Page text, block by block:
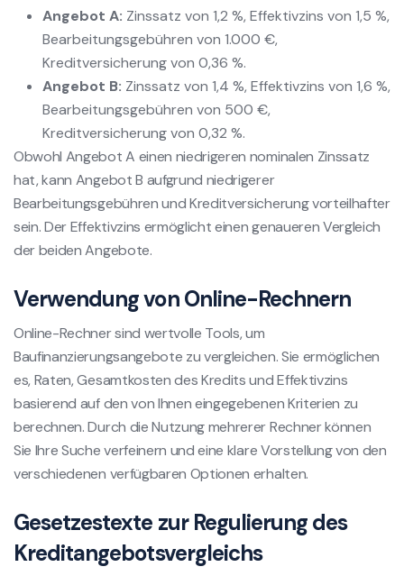
Angebot A: Zinssatz von 1,2 %, Effektivzins von 1,5 %,
Bearbeitungsgebühren von 1.000 €,
Kreditversicherung von 0,36 %.
Angebot B: Zinssatz von 1,4 %, Effektivzins von 1,6 %,
Bearbeitungsgebühren von 500 €,
Kreditversicherung von 0,32 %.
Obwohl Angebot A einen niedrigeren nominalen Zinssatz
hat, kann Angebot B aufgrund niedrigerer
Bearbeitungsgebühren und Kreditversicherung vorteilhafter
sein. Der Effektivzins ermöglicht einen genaueren Vergleich
der beiden Angebote.
Verwendung von Online-Rechnern
Online-Rechner sind wertvolle Tools, um
Baufinanzierungsangebote zu vergleichen. Sie ermöglichen
es, Raten, Gesamtkosten des Kredits und Effektivzins
basierend auf den von Ihnen eingegebenen Kriterien zu
berechnen. Durch die Nutzung mehrerer Rechner können
Sie Ihre Suche verfeinern und eine klare Vorstellung von den
verschiedenen verfügbaren Optionen erhalten.
Gesetzestexte zur Regulierung des
Kreditangebotsvergleichs